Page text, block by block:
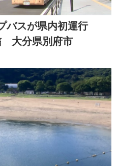
バスが県内初運行
大分県別府市